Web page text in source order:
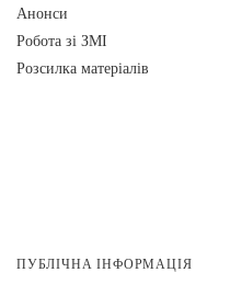
Анонси
Робота зі ЗМІ
Розсилка матеріалів
ПУБЛІЧНА ІНФОРМАЦІЯ